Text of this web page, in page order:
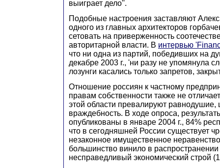
выиграет дело''.
Подобные настроения заставляют
одного из главных архитекторов
сетовать на приверженность
авторитарной власти. В интервью
что ни одна из партий, победивших на
декабре 2003 г., 'ни разу не упомянула
лозунги касались только запретов,
Отношение россиян к частному
правам собственности также не
этой области превалируют равнодушие,
враждебность. В ходе опроса,
опубликованы в январе 2004 г., 84%
что в сегодняшней России существует
незаконное имущественное
большинство винило в
несправедливый экономический строй